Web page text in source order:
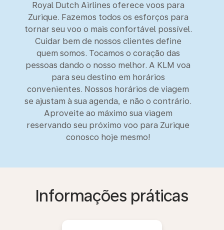
Royal Dutch Airlines oferece voos para
Zurique. Fazemos todos os esforços para
tornar seu voo o mais confortável possível.
Cuidar bem de nossos clientes define
quem somos. Tocamos o coração das
pessoas dando o nosso melhor. A KLM voa
para seu destino em horários
convenientes. Nossos horários de viagem
se ajustam à sua agenda, e não o contrário.
Aproveite ao máximo sua viagem
reservando seu próximo voo para Zurique
conosco hoje mesmo!
Informações práticas